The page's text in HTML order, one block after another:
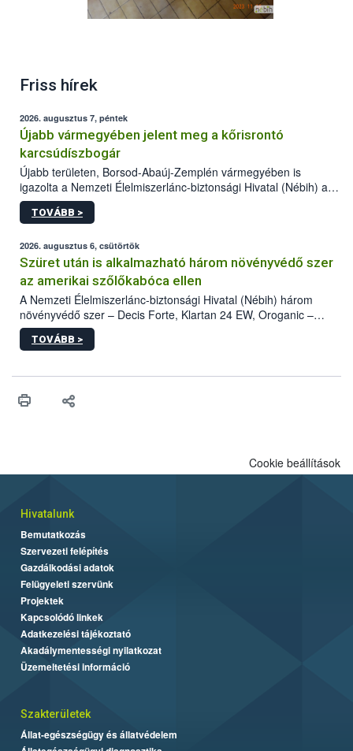
Friss hírek
2026. augusztus 7, péntek
Újabb vármegyében jelent meg a kőrisrontó
karcsúdíszbogár
Újabb területen, Borsod-Abaúj-Zemplén vármegyében is
igazolta a Nemzeti Élelmiszerlánc-biztonsági Hivatal (Nébih) a
kőrisrontó karcsúdíszbogár (Agrilus planipennis) jelenlétét. A
kártevőt nem csak színcsapdában találták meg, de már fertőzött
az intenzív felderítést, emellett az intézkedéseket a szlovák
hatósággal is összehangolják a terjedés megállítása érdekében.
TOVÁBB >
2026. augusztus 6, csütörtök
Szüret után is alkalmazható három növényvédő szer
az amerikai szőlőkabóca ellen
A Nemzeti Élelmiszerlánc-biztonsági Hivatal (Nébih) három
növényvédő szer – Decis Forte, Klartan 24 EW, Oroganic –
engedélyokiratát módosította, így azok a szüretet követően,
egészen a vesszőérettség (BBCH 91) stádiumáig
érésű szőlőkben is legyen lehetőség a károsító elleni további
felhasználók számára is elérhető és ökológiai termesztésben is
TOVÁBB >
Cookie beállítások
Hivatalunk
Bemutatkozás
Szervezeti felépítés
Gazdálkodási adatok
Felügyeleti szervünk
Projektek
Kapcsolódó linkek
Adatkezelési tájékoztató
Akadálymentességi nyilatkozat
Üzemeltetési információ
Szakterületek
Állat-egészségügy és állatvédelem